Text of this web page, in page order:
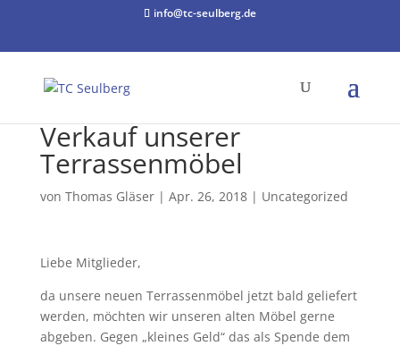
info@tc-seulberg.de
Verkauf unserer
Terrassenmöbel
von Thomas Gläser| Apr. 26, 2018| Uncategorized
Liebe Mitglieder,
da unsere neuen Terrassenmöbel jetzt bald geliefert
werden, möchten wir unseren alten Möbel gerne
abgeben. Gegen „kleines Geld“ das als Spende dem